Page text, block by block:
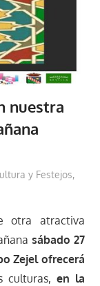
nuestra
y Festejos,
otra atractiva
sábado 27
Zejel ofrecerá
culturas, en la